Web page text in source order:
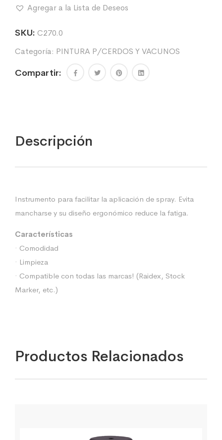
STOCK
cantidad
Agregar a la Lista de Deseos
SKU: C270.0
Categoría: PINTURA P/CERDOS Y VACUNOS
Compartir:
Descripción
Instrumento para facilitar la aplicación de spray. Evita
mancharse y su diseño ergonómico reduce la fatiga.
Características
· Comodidad
· Limpieza
· Compatible con todas las marcas! (Raidex, Stock
Marker, etc.)
Productos Relacionados